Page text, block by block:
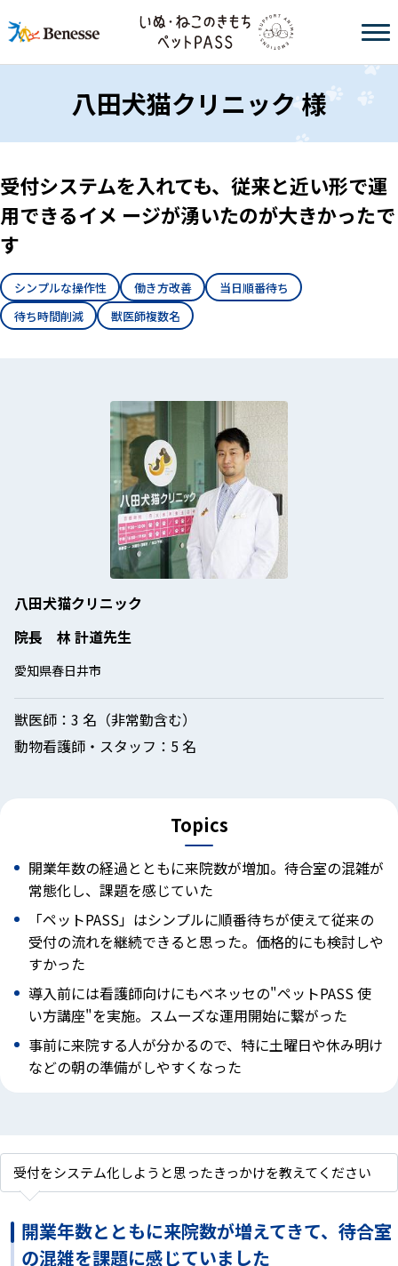
八田犬猫クリニック 様
受付システムを入れても、従来と近い形で運
用できるイメ ージが湧いたのが大きかったで
す
シンプルな操作性 働き方改善
当日順番待ち
待ち時間削減
獣医師複数名
八田犬猫クリニック
院長 林 計道先生
愛知県春日井市
獣医師： 3 名（非常勤含む）
動物看護師・スタッフ： 5 名
Topics
開業年数の経過とともに来院数が増加。待合室の混雑が
常態化し、課題を感じていた
「ペットPASS」はシンプルに順番待ちが使えて従来の
受付の流れを継続できると思った。価格的にも検討しや
すかった
導入前には看護師向けにもベネッセの"ペットPASS 使
い方講座"を実施。スムーズな運用開始に繋がった
事前に来院する人が分かるので、特に土曜日や休み明け
などの朝の準備がしやすくなった
受付をシステム化しようと思ったきっかけを教えてください
開業年数とともに来院数が増えてきて、待合室
の混雑を課題に感じていました